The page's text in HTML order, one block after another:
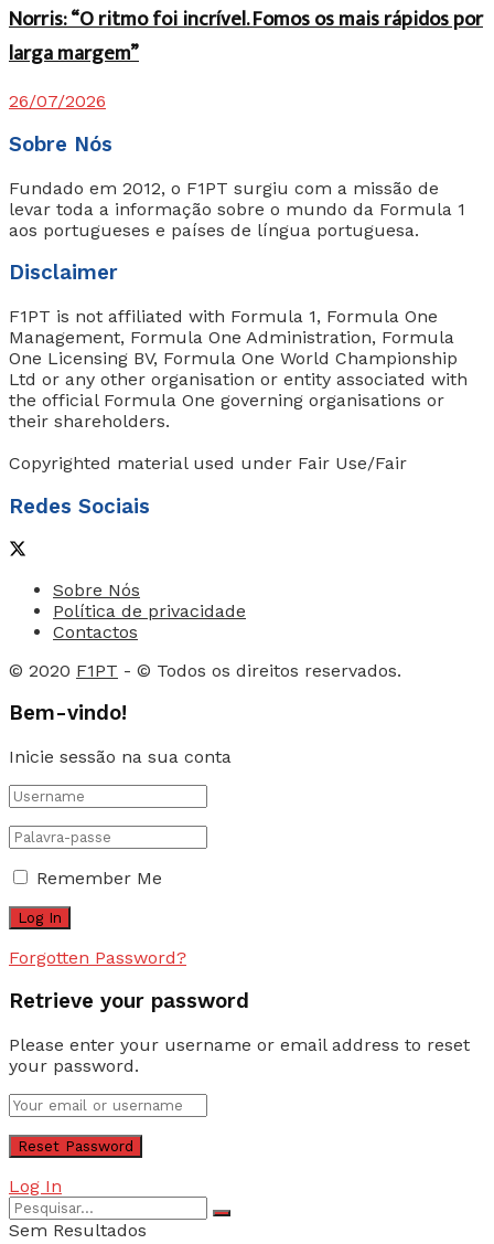
Norris: “O ritmo foi incrível. Fomos os mais rápidos por
larga margem”
26/07/2026
Sobre Nós
Fundado em 2012, o F1PT surgiu com a missão de
levar toda a informação sobre o mundo da Formula 1
aos portugueses e países de língua portuguesa.
Disclaimer
F1PT is not affiliated with Formula 1, Formula One
Management, Formula One Administration, Formula
One Licensing BV, Formula One World Championship
Ltd or any other organisation or entity associated with
the official Formula One governing organisations or
their shareholders.
Copyrighted material used under Fair Use/Fair
Redes Sociais
Sobre Nós
Política de privacidade
Contactos
© 2020 F1PT - © Todos os direitos reservados.
Bem-vindo!
Inicie sessão na sua conta
Remember Me
Forgotten Password?
Retrieve your password
Please enter your username or email address to reset
your password.
Log In
Sem Resultados